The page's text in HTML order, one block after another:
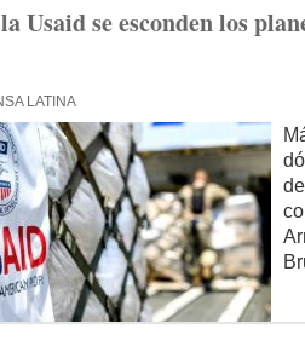
Usaid se esconden los
LATINA